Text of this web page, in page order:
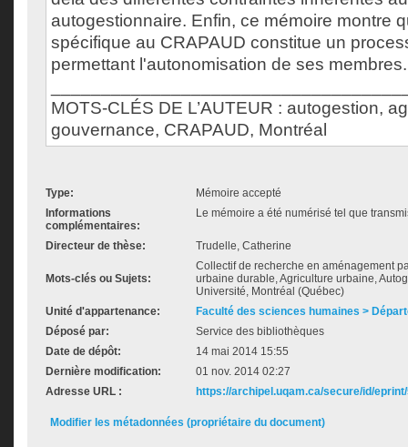
autogestionnaire. Enfin, ce mémoire montre
spécifique au CRAPAUD constitue un
permettant l'autonomisation de ses membres.
MOTS-CLÉS DE L’AUTEUR : autogestion,
gouvernance, CRAPAUD, Montréal
Type:
Mémoire accepté
Informations
complémentaires:
Le mémoire a été numérisé tel que
Directeur de thèse: Trudelle, Catherine
Mots-clés ou Sujets:
Collectif de recherche en aménagement
urbaine durable, Agriculture urbaine,
Université, Montréal (Québec)
Unité d'appartenance:
Faculté des sciences humaines >
Déposé par:
Service des bibliothèques
Date de dépôt:
14 mai 2014 15:55
Dernière modification:
01 nov. 2014 02:27
Adresse URL :
https://archipel.uqam.ca/secure/id/
Modifier les métadonnées (propriétaire du document)